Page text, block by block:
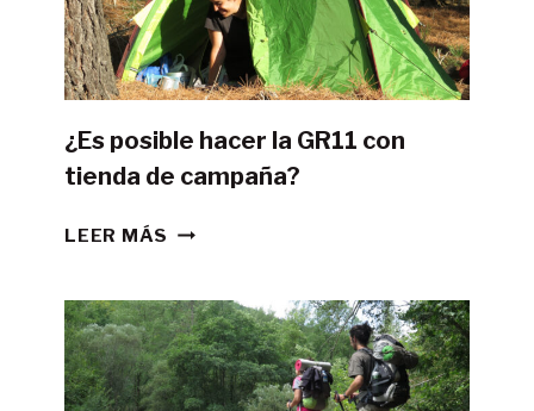
¿Es posible hacer la GR11 con
tienda de campaña?
LEER MÁS ¿ES
LA
GR11
CON
TIENDA